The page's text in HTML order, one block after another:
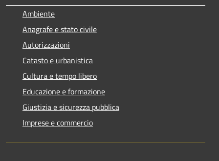
Ambiente
Anagrafe e stato civile
Autorizzazioni
Catasto e urbanistica
Cultura e tempo libero
Educazione e formazione
Giustizia e sicurezza pubblica
Imprese e commercio